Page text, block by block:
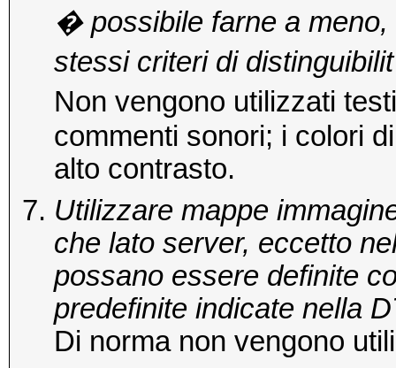
� possibile farne a
stessi criteri di
Non vengono utilizzati
commenti sonori; i colori
alto contrasto.
Utilizzare mappe
che lato server, eccetto
possano essere definite
predefinite indicate nella
Di norma non vengono